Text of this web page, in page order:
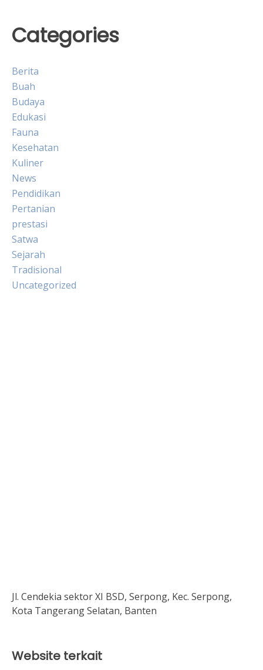
Categories
Berita
Buah
Budaya
Edukasi
Fauna
Kesehatan
Kuliner
News
Pendidikan
Pertanian
prestasi
Satwa
Sejarah
Tradisional
Uncategorized
Jl. Cendekia sektor XI BSD, Serpong, Kec. Serpong,
Kota Tangerang Selatan, Banten
Website terkait